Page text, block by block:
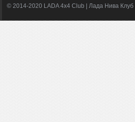
© 2014-2020 LADA 4x4 Club | Лада Нива Клуб |